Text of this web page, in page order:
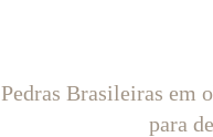
Pedras Brasileiras em
para